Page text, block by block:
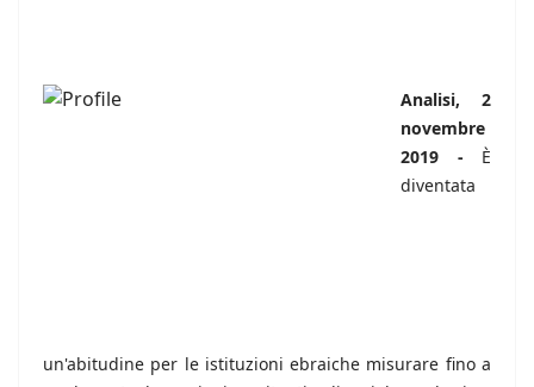
Analisi, 2
novembre
2019 - È
diventata
un'abitudine per le istituzioni ebraiche misurare fino a